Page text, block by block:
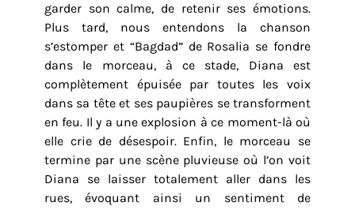
garder son calme, de retenir ses émotions.
Plus tard, nous entendons la chanson
s’estomper et “Bagdad” de Rosalia se fondre
dans le morceau, à ce stade, Diana est
complètement épuisée par toutes les voix
dans sa tête et ses paupières se transforment
en feu. Il y a une explosion à ce moment-là où
elle crie de désespoir. Enfin, le morceau se
termine par une scène pluvieuse où l’on voit
Diana se laisser totalement aller dans les
rues, évoquant ainsi un sentiment de